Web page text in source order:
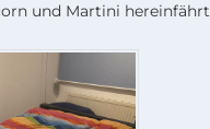
und Martini hereinfährt